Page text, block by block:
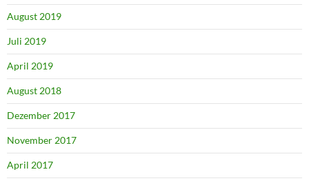
August 2019
Juli 2019
April 2019
August 2018
Dezember 2017
November 2017
April 2017